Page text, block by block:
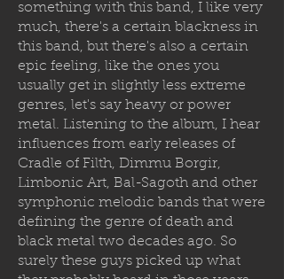
something with this band, I like very
much, there's a certain blackness in
this band, but there's also a certain
epic feeling, like the ones you
usually get in slightly less extreme
genres, let's say heavy or power
metal. Listening to the album, I hear
influences from early releases of
Cradle of Filth, Dimmu Borgir,
Limbonic Art, Bal-Sagoth and other
symphonic melodic bands that were
defining the genre of death and
black metal two decades ago. So
surely these guys picked up what